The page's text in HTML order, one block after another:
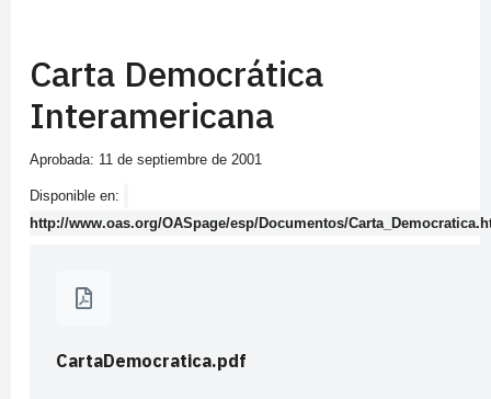
Carta Democrática
Interamericana
Aprobada: 11 de septiembre de 2001
Disponible en:
http://www.oas.org/OASpage/esp/Documentos/
CartaDemocratica.pdf